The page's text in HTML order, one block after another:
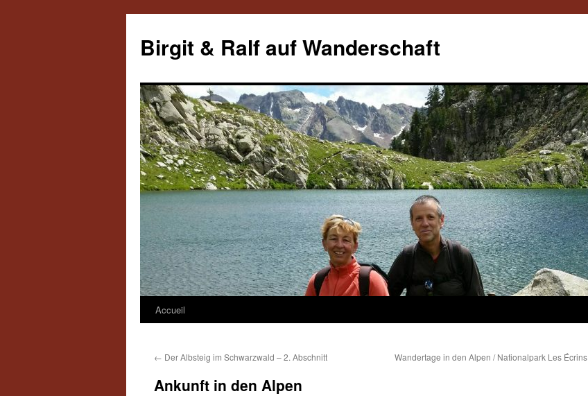
contenu
Birgit & Ralf auf Wanderschaft
Accueil
← Der Albsteig im Schwarzwald – 2. Abschnitt Wandertage in den Alpen / Nationalpark Les Écrins
Ankunft in den Alpen